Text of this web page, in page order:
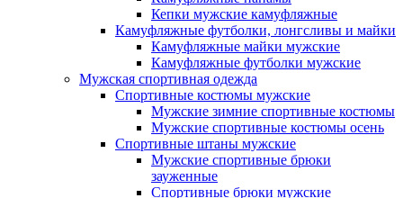
Кепки мужские камуфляжные
Камуфляжные футболки, лонгсливы и майки
Камуфляжные майки мужские
Камуфляжные футболки мужские
Мужская спортивная одежда
Спортивные костюмы мужские
Мужские зимние спортивные костюмы
Мужские спортивные костюмы осень
Спортивные штаны мужские
Мужские спортивные брюки
зауженные
Спортивные брюки мужские